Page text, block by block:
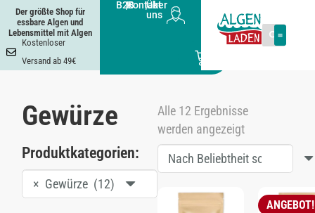
Der größte Shop für
essbare Algen und
Lebensmittel mit Algen
Kostenloser
Versand ab 49€
B2B
|Kontakt
|Über
uns
Gewürze
Produktkategorien:
× Gewürze (12)
Alle 12 Ergebnisse
werden angezeigt
ANGEBOT!